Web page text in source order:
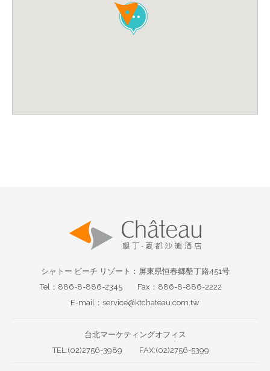
シャトー ビーチ リゾート：屏東県恒春郷墾丁路451号
Tel：886-8-886-2345
Fax：886-8-886-2222
E-mail：service@ktchateau.com.tw
台北マーケティングオフィス
TEL:(02)2756-3989
FAX:(02)2756-5399